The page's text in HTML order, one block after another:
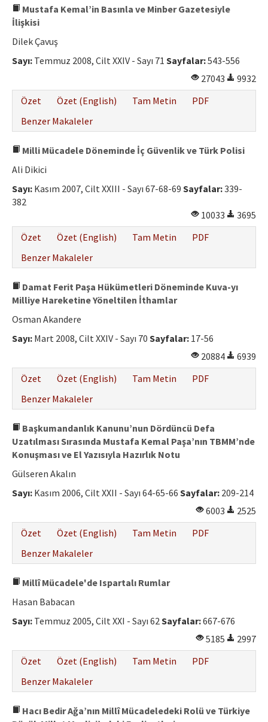
Mustafa Kemal’in Basınla ve Minber Gazetesiyle
İlişkisi
Dilek Çavuş
Sayı: Temmuz 2008, Cilt XXIV - Sayı 71 Sayfalar:543-556
27043
9932
Özet
Özet (English) Tam Metin
PDF
Benzer Makaleler
Milli Mücadele Döneminde İç Güvenlik ve Türk Polisi
Ali Dikici
Sayı: Kasım 2007, Cilt XXIII - Sayı 67-68-69 Sayfalar:339-
382
10033
3695
Özet
Özet (English) Tam Metin
PDF
Benzer Makaleler
Damat Ferit Paşa Hükümetleri Döneminde Kuva-yı
Milliye Hareketine Yöneltilen İthamlar
Osman Akandere
Sayı: Mart 2008, Cilt XXIV - Sayı 70 Sayfalar: 17-56
20884
6939
Özet
Özet (English) Tam Metin
PDF
Benzer Makaleler
Başkumandanlık Kanunu’nun Dördüncü Defa
Uzatılması Sırasında Mustafa Kemal Paşa’nın TBMM’nde
Konuşması ve El Yazısıyla Hazırlık Notu
Gülseren Akalın
Sayı: Kasım 2006, Cilt XXII - Sayı 64-65-66 Sayfalar: 209-214
6003
2525
Özet
Özet (English) Tam Metin
PDF
Benzer Makaleler
Millî Mücadele'de Ispartalı Rumlar
Hasan Babacan
Sayı: Temmuz 2005, Cilt XXI - Sayı 62Sayfalar:667-676
5185
2997
Özet
Özet (English) Tam Metin
PDF
Benzer Makaleler
Hacı Bedir Ağa’nın Millî Mücadeledeki Rolü ve Türkiye